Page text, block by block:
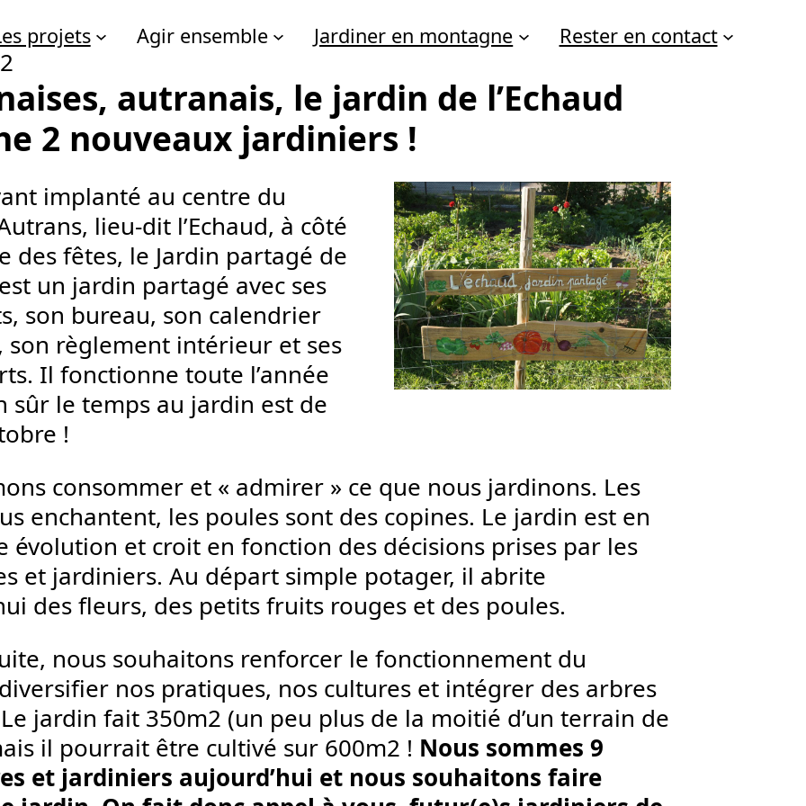
projets Agir ensemble Jardiner en montagne Rester en contact
autranais, le jardin de l’Echaud
2 nouveaux jardiniers !
implanté au centre du
lieu-dit l’Echaud, à côté
des fêtes, le Jardin partagé de
est un jardin partagé avec ses
son bureau, son calendrier
son règlement intérieur et ses
Il fonctionne toute l’année
sûr le temps au jardin est de
!
consommer et « admirer » ce que nous jardinons. Les
enchantent, les poules sont des copines. Le jardin est en
évolution et croit en fonction des décisions prises par les
et jardiniers. Au départ simple potager, il abrite
des fleurs, des petits fruits rouges et des poules.
nous souhaitons renforcer le fonctionnement du
nos pratiques, nos cultures et intégrer des arbres
jardin fait 350m2 (un peu plus de la moitié d’un terrain de
il pourrait être cultivé sur 600m2 ! Nous sommes 9
et jardiniers aujourd’hui et nous souhaitons faire